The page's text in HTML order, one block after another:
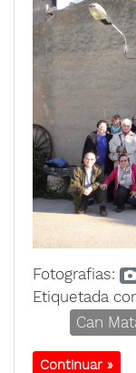
Fotografias:
Etiquetada
Can
Continuar »